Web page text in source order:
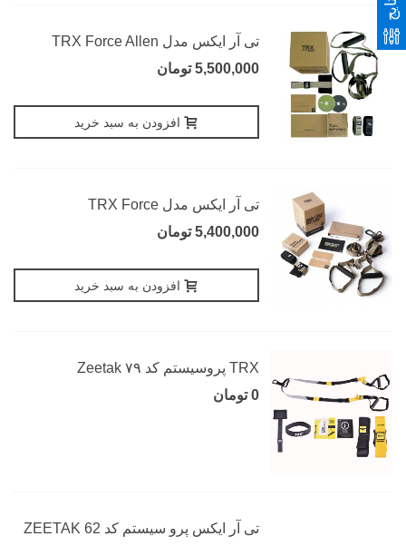
تی آر ایکس مدل TRX Force Allen
5,500,000 تومان
افزودن به سبد خرید
تی آر ایکس مدل TRX Force
5,400,000 تومان
افزودن به سبد خرید
TRX پروسیستم کد ۷۹ Zeetak
0 تومان
تی آر ایکس پرو سیستم کد 62 ZEETAK